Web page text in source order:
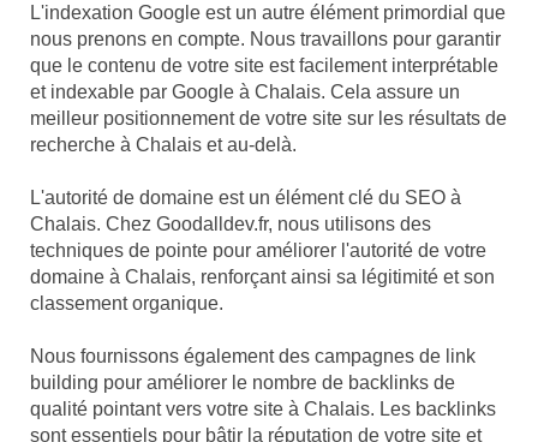
L'indexation Google est un autre élément primordial que
nous prenons en compte. Nous travaillons pour garantir
que le contenu de votre site est facilement interprétable
et indexable par Google à Chalais. Cela assure un
meilleur positionnement de votre site sur les résultats de
recherche à Chalais et au-delà.
L'autorité de domaine est un élément clé du SEO à
Chalais. Chez Goodalldev.fr, nous utilisons des
techniques de pointe pour améliorer l'autorité de votre
domaine à Chalais, renforçant ainsi sa légitimité et son
classement organique.
Nous fournissons également des campagnes de link
building pour améliorer le nombre de backlinks de
qualité pointant vers votre site à Chalais. Les backlinks
sont essentiels pour bâtir la réputation de votre site et